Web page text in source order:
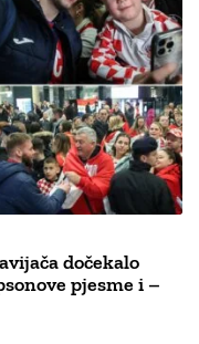
dočekalo
pjesme i –